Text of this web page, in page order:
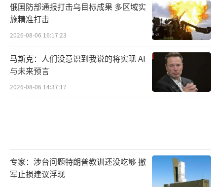
俄国防部通报打击乌目标成果 多区域实
施精准打击
2026-08-06 16:17:23
马斯克：人们没意识到我说的将实现 AI
与未来预言
2026-08-06 14:37:17
专家：涉台问题特朗普教训还没吃够 撤
军止损建议浮现